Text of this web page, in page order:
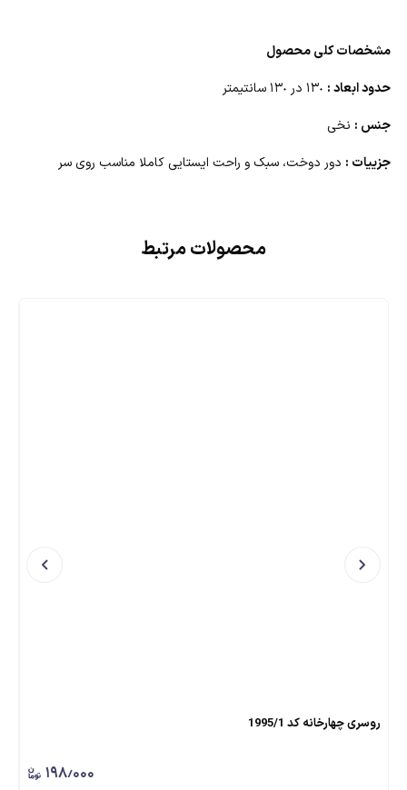
مشخصات کلی محصول
حدود ابعاد :
جنس : نخی
جزییات : دور دوخت، سبک و راحت ایستایی کاملا مناسب روی سر
محصولات مرتبط
روسری چهارخانه کد 1995/1
۱۹۸٫۰۰۰